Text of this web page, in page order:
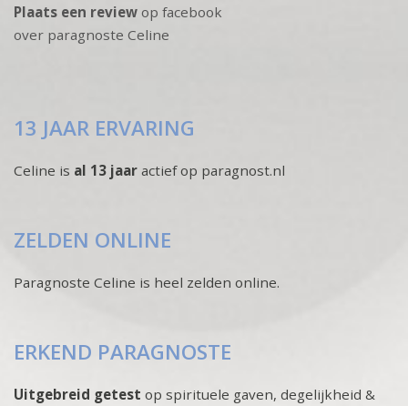
Plaats een review op facebook
over paragnoste Celine
13 JAAR ERVARING
Celine is al 13 jaar actief op paragnost.nl
ZELDEN ONLINE
Paragnoste Celine is heel zelden online.
ERKEND PARAGNOSTE
Uitgebreid getest op spirituele gaven, degelijkheid &